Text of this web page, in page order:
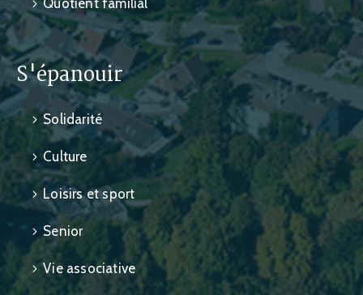
Quotient familial
S'épanouir
Solidarité
Culture
Loisirs et sport
Senior
Vie associative